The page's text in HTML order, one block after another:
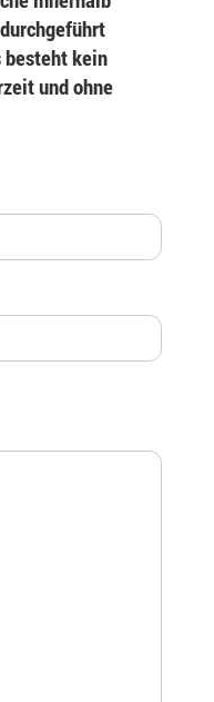
kein
und ohne